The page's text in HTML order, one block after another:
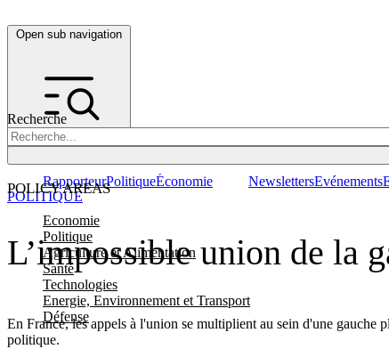
Open sub navigation
Recherche
POLICY AREAS
Economie
Politique
Agriculture et Alimentation
Santé
Technologies
Energie, Environnement et Transport
Défense
RapporteurPolitiqueÉconomie NewslettersEvénements
L’impossible union de la
En France, les appels à l'union se multiplient au sein d'une gauche
politique.
POLITIQUE